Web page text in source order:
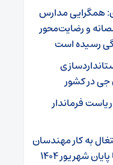
همگرایی مدارس
و رضایت‌محور
رسیده است
جی در کشور
فرماندار
به کار مهندسان
شهریور ۱۴۰۴